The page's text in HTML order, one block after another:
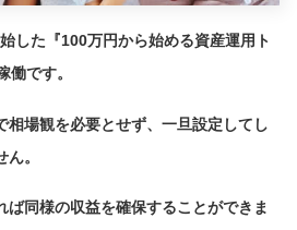
した『100万円から始める資産運用ト
働です。
相場観を必要とせず、一旦設定してし
。
ば同様の収益を確保することができま